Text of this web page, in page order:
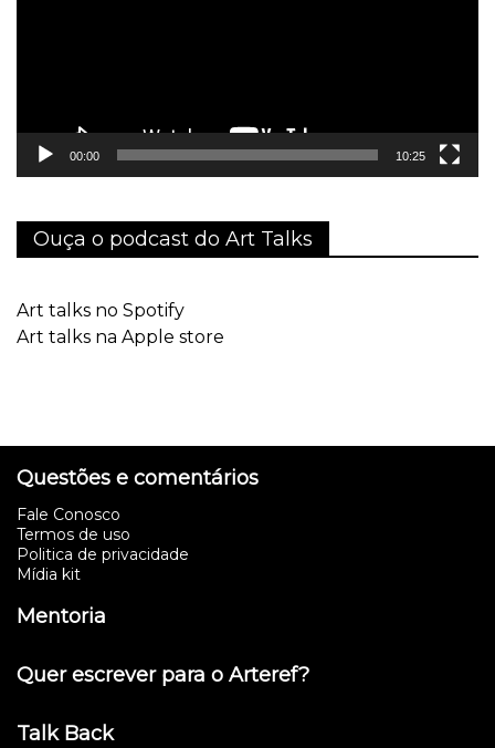
00:00 10:25
Ouça o podcast do Art Talks
Art talks no Spotify
Art talks na Apple store
Questões e comentários
Fale Conosco
Termos de uso
Politica de privacidade
Mídia kit
Mentoria
Quer escrever para o Arteref?
Talk Back